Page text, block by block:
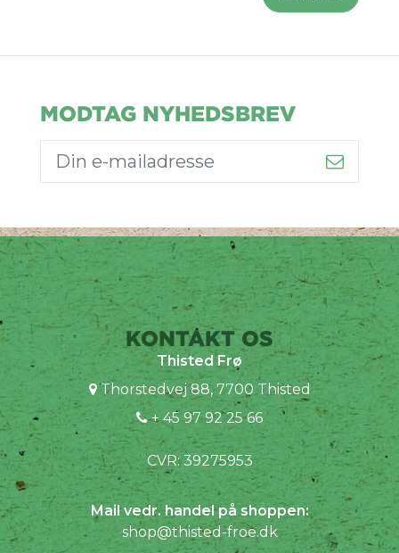
MODTAG NYHEDSBREV
KONTAKT OS
Thisted Frø
Thorstedvej 88, 7700 Thisted
+ 45 97 92 25 66
CVR: 39275953
Mail vedr. handel på shoppen:
shop@thisted-froe.dk